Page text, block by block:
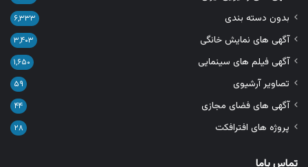
بدون دسته بندی ۶,۳۳۳
آگهی های نمایش خانگی ۳,۴۰۳
آگهی فیلم های سینمایی ۱,۶۵۰
تصاویر آرشیوی ۵۹
آگهی های فضای مجازی ۴۴
پروژه های افترافکت ۲۸